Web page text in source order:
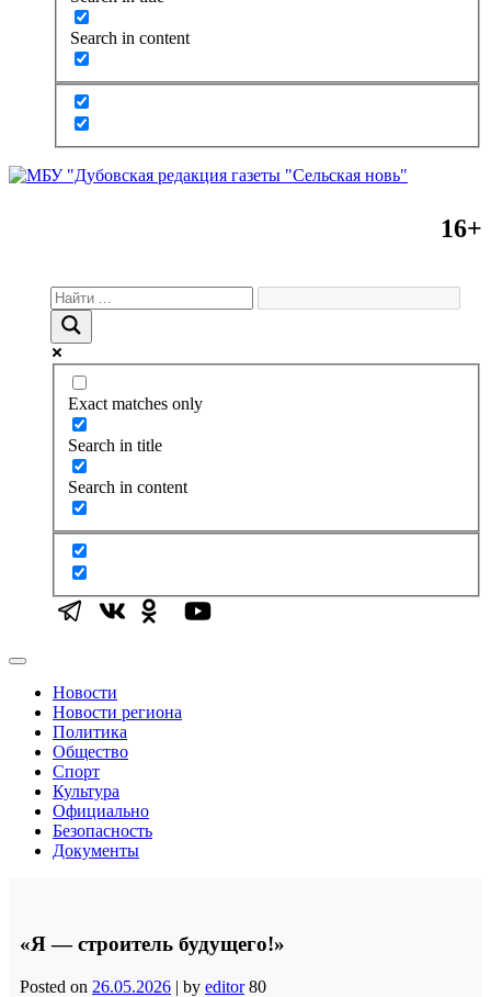
Search in content
16+
Exact matches only
Search in title
Search in content
Новости
Новости региона
Политика
Общество
Спорт
Культура
Официально
Безопасность
Документы
«Я — строитель будущего!»
Posted on 26.05.2026 | by editor 80